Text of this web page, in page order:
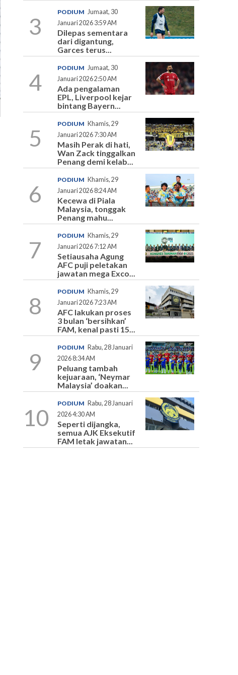
3
PODIUM Jumaat, 30
Januari 2026 3:59 AM
Dilepas sementara
dari digantung,
Garces terus...
4
PODIUM Jumaat, 30
Januari 2026 2:50 AM
Ada pengalaman
EPL, Liverpool kejar
bintang Bayern...
5
PODIUM Khamis, 29
Januari 2026 7:30 AM
Masih Perak di hati,
Wan Zack tinggalkan
Penang demi kelab...
6
PODIUM Khamis, 29
Januari 2026 8:24 AM
Kecewa di Piala
Malaysia, tonggak
Penang mahu...
7
PODIUM Khamis, 29
Januari 2026 7:12 AM
Setiausaha Agung
AFC puji peletakan
jawatan mega Exco...
8
PODIUM Khamis, 29
Januari 2026 7:23 AM
AFC lakukan proses
3 bulan ‘bersihkan’
FAM, kenal pasti 15...
9
PODIUM Rabu, 28 Januari
2026 8:34 AM
Peluang tambah
kejuaraan, ‘Neymar
Malaysia’ doakan...
10
PODIUM Rabu, 28 Januari
2026 4:30 AM
Seperti dijangka,
semua AJK Eksekutif
FAM letak jawatan...